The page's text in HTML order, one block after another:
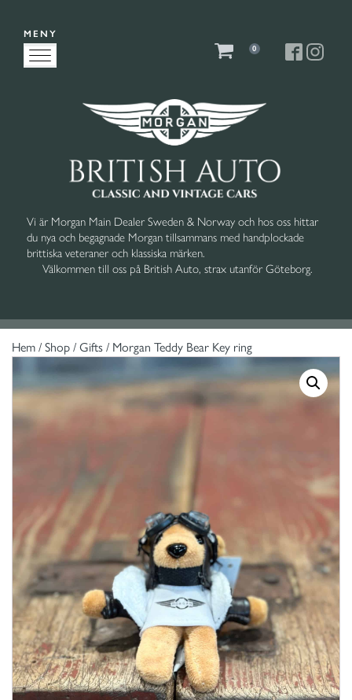
Vi är Morgan Main Dealer Sweden & Norway och hos oss hittar
du nya och begagnade Morgan tillsammans med handplockade
brittiska veteraner och klassiska märken.
Välkommen till oss på British Auto, strax utanför Göteborg.
0
MENY
Hem/Shop/Gifts/ Morgan Teddy Bear Key ring